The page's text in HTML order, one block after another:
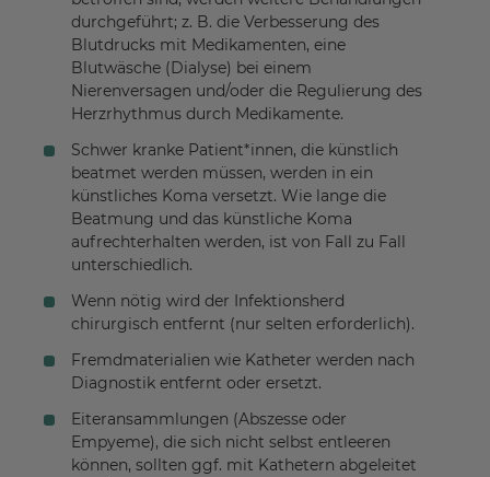
durchgeführt; z. B. die Verbesserung des
Blutdrucks mit Medikamenten, eine
Blutwäsche (Dialyse) bei einem
Nierenversagen und/oder die Regulierung des
Herzrhythmus durch Medikamente.
Schwer kranke Patient*innen, die künstlich
beatmet werden müssen, werden in ein
künstliches Koma versetzt. Wie lange die
Beatmung und das künstliche Koma
aufrechterhalten werden, ist von Fall zu Fall
unterschiedlich.
Wenn nötig wird der Infektionsherd
chirurgisch entfernt (nur selten erforderlich).
Fremdmaterialien wie Katheter werden nach
Diagnostik entfernt oder ersetzt.
Eiteransammlungen (Abszesse oder
Empyeme), die sich nicht selbst entleeren
können, sollten ggf. mit Kathetern abgeleitet